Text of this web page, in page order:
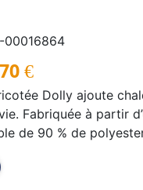
00016864
€
Dolly ajoute
Fabriquée à partir
de 90 % de
10 % d’acrylique,
du bien. Avec ses